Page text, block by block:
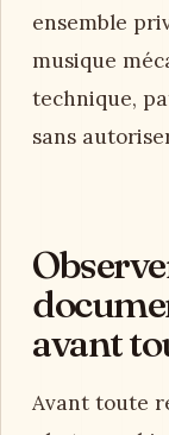
ensemble
musique
technique,
sans
avant
Avant toute